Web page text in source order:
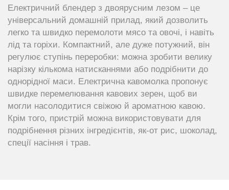
Електричний блендер з двоярусним лезом – це
універсальний домашній прилад, який дозволить
легко та швидко перемолоти мясо та овочі, і навіть
лід та горіхи. Компактний, але дуже потужний, він
регулює ступінь переробки: можна зробити велику
нарізку кількома натисканнями або подрібнити до
однорідної маси. Електрична кавомолка пропонує
швидке перемелювання кавових зерен, щоб ви
могли насолодитися свіжою й ароматною кавою.
Крім того, пристрій можна використовувати для
подрібнення різних інгредієнтів, як-от рис, шоколад,
спеції насіння і трав.